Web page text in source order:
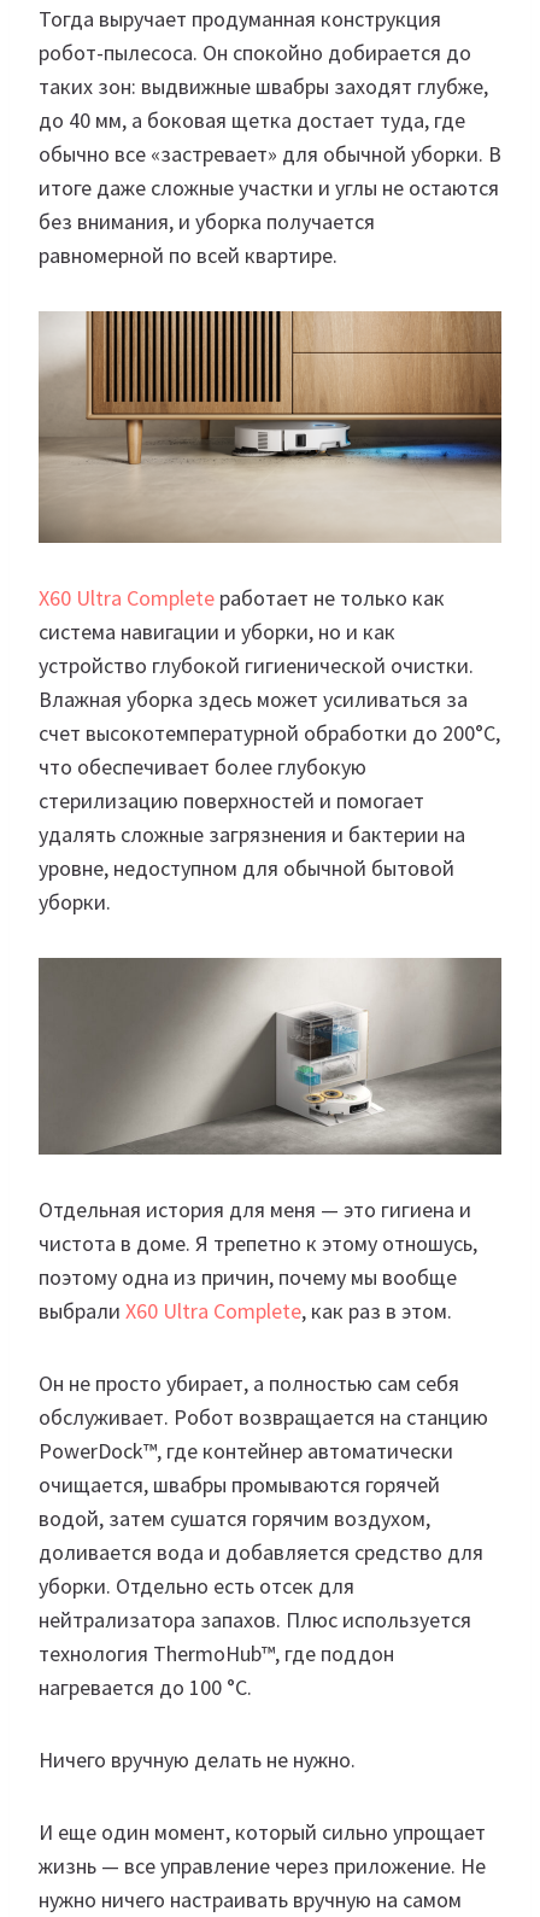
Тогда выручает продуманная конструкция
робот-пылесоса. Он спокойно добирается до
таких зон: выдвижные швабры заходят глубже,
до 40 мм, а боковая щетка достает туда, где
обычно все «застревает» для обычной уборки. В
итоге даже сложные участки и углы не остаются
без внимания, и уборка получается
равномерной по всей квартире.
X60 Ultra Complete работает не только как
система навигации и уборки, но и как
устройство глубокой гигиенической очистки.
Влажная уборка здесь может усиливаться за
счет высокотемпературной обработки до 200°C,
что обеспечивает более глубокую
стерилизацию поверхностей и помогает
удалять сложные загрязнения и бактерии на
уровне, недоступном для обычной бытовой
уборки.
Отдельная история для меня — это гигиена и
чистота в доме. Я трепетно к этому отношусь,
поэтому одна из причин, почему мы вообще
выбрали X60 Ultra Complete, как раз в этом.
Он не просто убирает, а полностью сам себя
обслуживает. Робот возвращается на станцию
PowerDock™, где контейнер автоматически
очищается, швабры промываются горячей
водой, затем сушатся горячим воздухом,
доливается вода и добавляется средство для
уборки. Отдельно есть отсек для
нейтрализатора запахов. Плюс используется
технология ThermoHub™, где поддон
нагревается до 100 °C.
Ничего вручную делать не нужно.
И еще один момент, который сильно упрощает
жизнь — все управление через приложение. Не
нужно ничего настраивать вручную на самом